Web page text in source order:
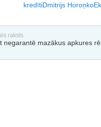
kredītiDmitrijs Horoņko
raksts
negarantē mazākus apkures